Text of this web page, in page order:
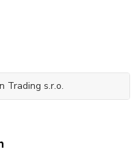
Trading s.r.o.